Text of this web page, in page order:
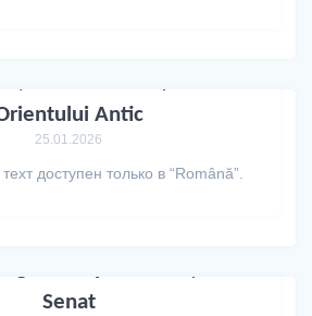
Antic
25.01.2026
доступен только в “Română”.
Senat